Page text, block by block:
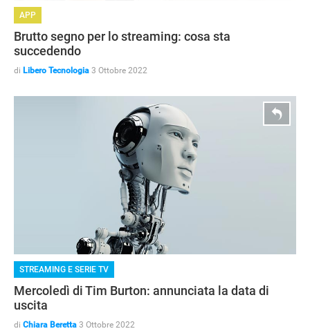
APP
Brutto segno per lo streaming: cosa sta
succedendo
di Libero Tecnologia 3 Ottobre 2022
STREAMING E SERIE TV
Mercoledì di Tim Burton: annunciata la data di
uscita
di Chiara Beretta 3 Ottobre 2022